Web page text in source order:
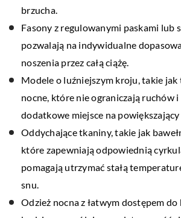
brzucha.
Fasony z regulowanymi paskami lub
pozwalają na indywidualne
noszenia przez całą ciążę.
Modele o luźniejszym kroju, takie jak
nocne, które nie ograniczają ruchów
dodatkowe miejsce na powiększający
Oddychające tkaniny, takie jak
które zapewniają odpowiednią
pomagają utrzymać stałą
snu.
Odzież nocna z łatwym dostępem do